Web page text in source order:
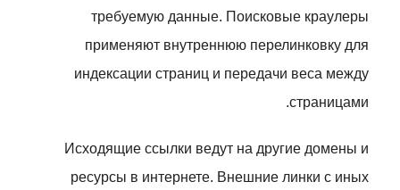
требуемую данные. Поисковые краулеры
применяют внутреннюю перелинковку для
индексации страниц и передачи веса между
страницами.
Исходящие ссылки ведут на другие домены и
ресурсы в интернете. Внешние линки с иных